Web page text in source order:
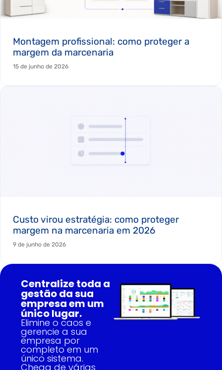
Montagem profissional: como proteger a
margem da marcenaria
15 de junho de 2026
Custo virou estratégia: como proteger
margem na marcenaria em 2026
9 de junho de 2026
Centralize toda a
gestão da sua
empresa em um
único lugar.
Elimine o caos e
gerencie a sua
empresa por
completo em um
único sistema.
Chega de várias